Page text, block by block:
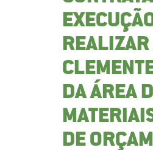
DA ÁREA
DE